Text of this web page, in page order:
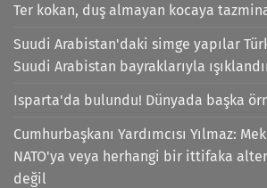
Ter kokan, duş almayan kocaya
Suudi Arabistan'daki simge yapılar
Suudi Arabistan bayraklarıyla
Isparta'da bulundu! Dünyada başka
Cumhurbaşkanı Yardımcısı Yılmaz:
NATO'ya veya herhangi bir ittifaka
değil